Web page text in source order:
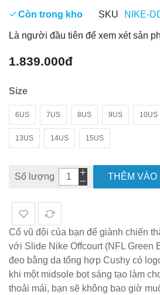
Còn trong kho SKU NIKE-
Là người đầu tiên để xem xét sản
1.839.000đ
Size
6US 7US 8US 9US 10US
13US 14US 15US
Số lượng THÊM VÀO
Cổ vũ đội của bạn để giành chiến
với Slide Nike Offcourt (NFL Green
đeo bằng da tổng hợp Cushy có
khi một midsole bọt sáng tạo làm
thoải mái, bạn sẽ không bao giờ